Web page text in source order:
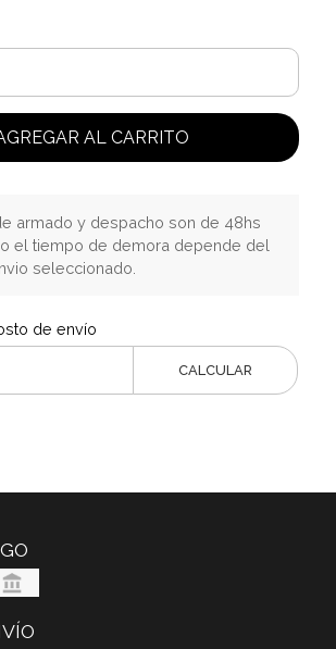
AL CARRITO
armado y despacho son de 48hs
el tiempo de demora depende del
seleccionado.
de envío
CALCULAR